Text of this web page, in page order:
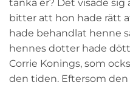
tänka er? Det visade sig
bitter att hon hade rätt
hade behandlat henne
hennes dotter hade
Corrie Konings, som
den tiden. Eftersom